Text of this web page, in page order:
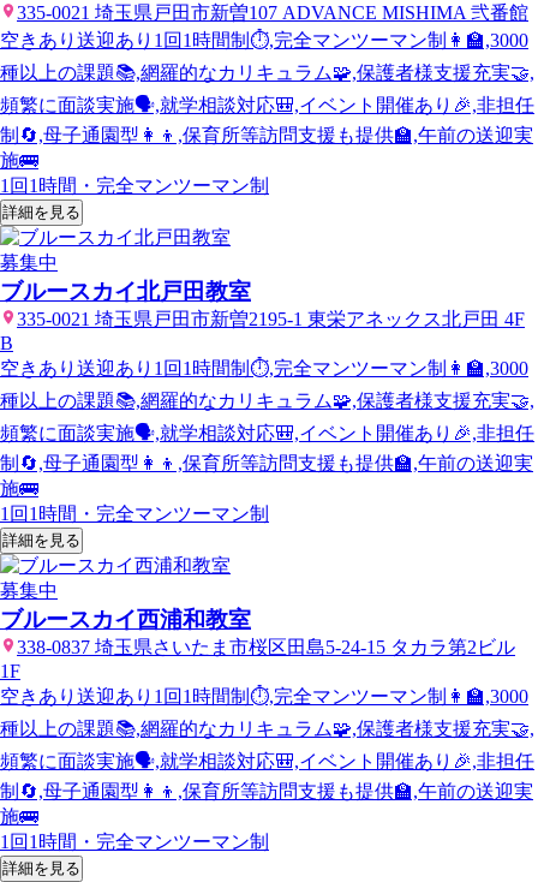
335-0021 埼玉県戸田市新曽107 ADVANCE MISHIMA 弐番館
空きあり 送迎あり 1回1時間制⏱️,完全マンツーマン制👩‍🏫,3000
種以上の課題📚,網羅的なカリキュラム🧩,保護者様支援充実🤝,
頻繁に面談実施🗣️,就学相談対応🎒,イベント開催あり🎉,非担任
制🔄,母子通園型👩‍👦,保育所等訪問支援も提供🏫,午前の送迎実
施🚌
1回1時間・完全マンツーマン制
詳細を見る
募集中
ブルースカイ北戸田教室
335-0021 埼玉県戸田市新曽2195-1 東栄アネックス北戸田 4F
B
空きあり 送迎あり 1回1時間制⏱️,完全マンツーマン制👩‍🏫,3000
種以上の課題📚,網羅的なカリキュラム🧩,保護者様支援充実🤝,
頻繁に面談実施🗣️,就学相談対応🎒,イベント開催あり🎉,非担任
制🔄,母子通園型👩‍👦,保育所等訪問支援も提供🏫,午前の送迎実
施🚌
1回1時間・完全マンツーマン制
詳細を見る
募集中
ブルースカイ西浦和教室
338-0837 埼玉県さいたま市桜区田島5-24-15 タカラ第2ビル
1F
空きあり 送迎あり 1回1時間制⏱️,完全マンツーマン制👩‍🏫,3000
種以上の課題📚,網羅的なカリキュラム🧩,保護者様支援充実🤝,
頻繁に面談実施🗣️,就学相談対応🎒,イベント開催あり🎉,非担任
制🔄,母子通園型👩‍👦,保育所等訪問支援も提供🏫,午前の送迎実
施🚌
1回1時間・完全マンツーマン制
詳細を見る